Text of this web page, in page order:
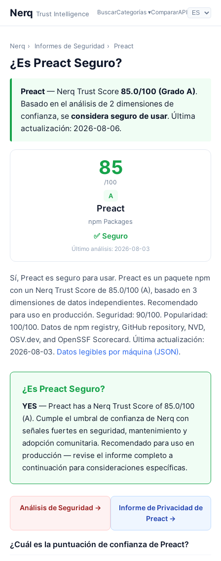
Nerq Trust Intelligence BuscarCategorías ▾CompararAPI
Nerq › Informes de Seguridad › Preact
¿Es Preact Seguro?
Preact — Nerq Trust Score 85.0/100 (Grado A).
Basado en el análisis de 2 dimensiones de
confianza, se considera seguro de usar. Última
actualización: 2026-08-06.
85
/100
A
Preact
npm Packages
✅ Seguro
Último análisis: 2026-08-03
Sí, Preact es seguro para usar. Preact es un paquete npm
con un Nerq Trust Score de 85.0/100 (A), basado en 3
dimensiones de datos independientes. Recomendado
para uso en producción. Seguridad: 90/100. Popularidad:
100/100. Datos de npm registry, GitHub repository, NVD,
OSV.dev, and OpenSSF Scorecard. Última actualización:
2026-08-03. Datos legibles por máquina (JSON).
¿Es Preact Seguro?
YES — Preact has a Nerq Trust Score of 85.0/100
(A). Cumple el umbral de confianza de Nerq con
señales fuertes en seguridad, mantenimiento y
adopción comunitaria. Recomendado para uso en
producción — revise el informe completo a
continuación para consideraciones específicas.
Análisis de Seguridad →
Informe de Privacidad de
Preact →
¿Cuál es la puntuación de confianza de Preact?